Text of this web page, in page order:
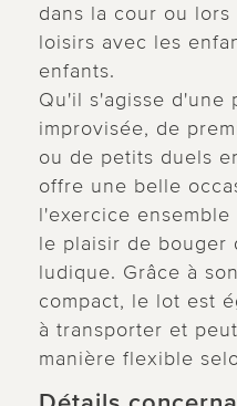
dans la cour ou
loisirs avec les
enfants.
Qu'il s'agisse d'une
improvisée, de
ou de petits duels
offre une belle
l'exercice
le plaisir de bouger
ludique. Grâce à
compact, le lot est
à transporter et
manière flexible